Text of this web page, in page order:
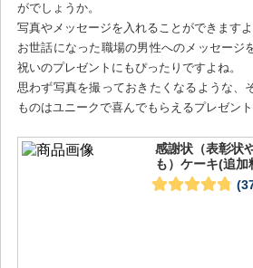
がでしょうか。
写真やメッセージを入れることができますよ
お世話になった職場の男性へのメッセージ
祝いのプレゼントにもぴったりですよね。
思わず写真を撮っておきたくなるような、
ものはユニークで喜んでもらえるプレゼント